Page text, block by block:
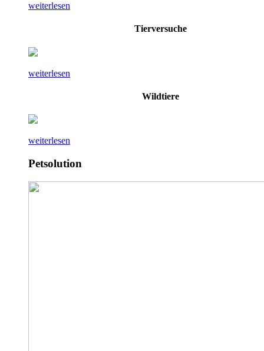
weiterlesen
Tierversuche
weiterlesen
Wildtiere
weiterlesen
Petsolution